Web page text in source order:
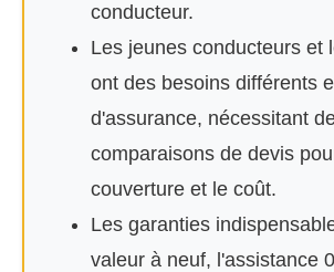
conducteur.
Les jeunes conducteurs et
ont des besoins différents
d'assurance, nécessitant
comparaisons de devis
couverture et le coût.
Les garanties
valeur à neuf, l'assistance